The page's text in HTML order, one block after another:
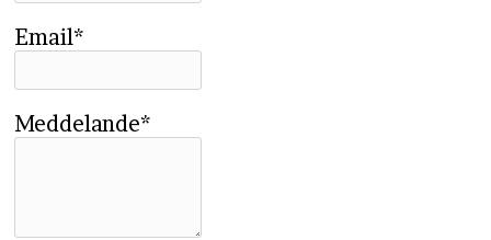
Email*
Meddelande*